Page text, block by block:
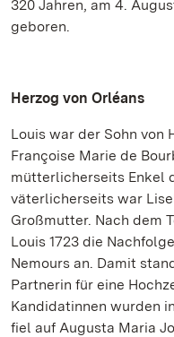
320 Jahren, am 4.
geboren.
Herzog von Orléans
Louis war der Sohn von
Françoise Marie de
mütterlicherseits Enkel
väterlicherseits war
Großmutter. Nach dem
Louis 1723 die
Nemours an. Damit
Partnerin für eine
Kandidatinnen wurden
fiel auf Augusta Maria